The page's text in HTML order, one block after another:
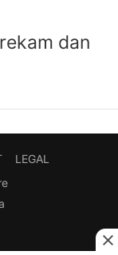
dan
LEGAL